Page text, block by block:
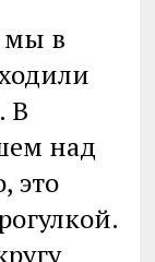
мы в
В
над
это